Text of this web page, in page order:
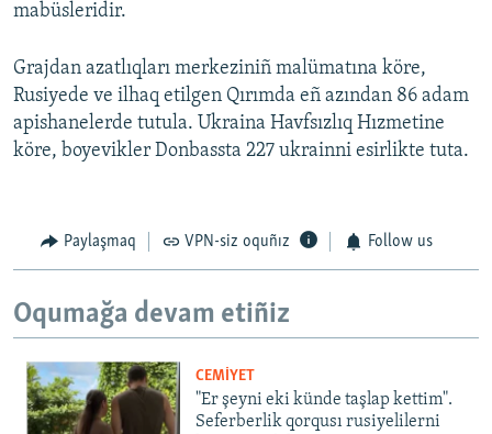
mabüsleridir.
Grajdan azatlıqları merkeziniñ malümatına köre,
Rusiyede ve ilhaq etilgen Qırımda eñ azından 86 adam
apishanelerde tutula. Ukraina Havfsızlıq Hızmetine
köre, boyevikler Donbassta 227 ukrainni esirlikte tuta.
Paylaşmaq VPN-siz oquñız Follow us
Oqumağa devam etiñiz
CEMİYET
"Er şeyni eki künde taşlap kettim".
Seferberlik qorqusı rusiyelilerni